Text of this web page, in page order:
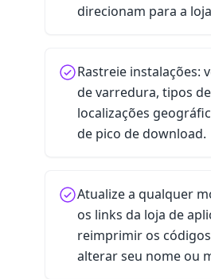
direcionam para a
Rastreie instalações:
de varredura, tipos
localizações
de pico de download.
Atualize a qualquer
os links da loja de
reimprimir os códigos
alterar seu nome ou